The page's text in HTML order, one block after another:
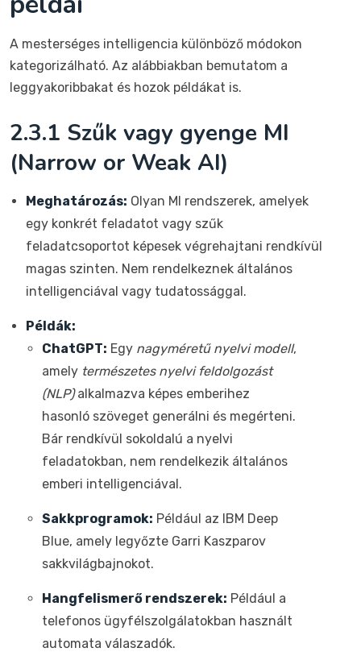
A mesterséges intelligencia különböző módokon
kategorizálható. Az alábbiakban bemutatom a
leggyakoribbakat és hozok példákat is.
2.3.1 Szűk vagy gyenge MI
(Narrow or Weak AI)
Meghatározás: Olyan MI rendszerek, amelyek
egy konkrét feladatot vagy szűk
feladatcsoportot képesek végrehajtani rendkívül
magas szinten. Nem rendelkeznek általános
intelligenciával vagy tudatossággal.
Példák:
ChatGPT: Egy nagyméretű nyelvi modell,
amely természetes nyelvi feldolgozást
(NLP)alkalmazva képes emberihez
hasonló szöveget generálni és megérteni.
Bár rendkívül sokoldalú a nyelvi
feladatokban, nem rendelkezik általános
emberi intelligenciával.
Sakkprogramok: Például az IBM Deep
Blue, amely legyőzte Garri Kaszparov
sakkvilágbajnokot.
Hangfelismerő rendszerek: Például a
telefonos ügyfélszolgálatokban használt
automata válaszadók.